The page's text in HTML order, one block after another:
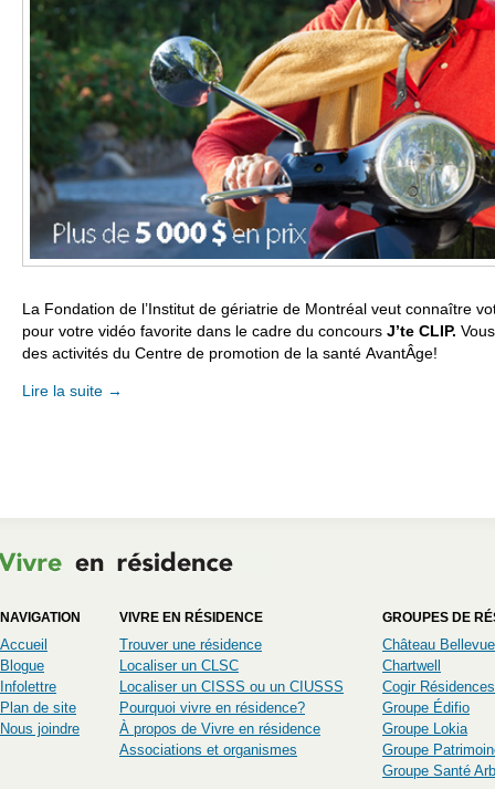
La Fondation de l’Institut de gériatrie de Montréal veut connaître
pour votre vidéo favorite dans le cadre du concours J’te CLIP.
des activités du Centre de promotion de la santé AvantÂge!
Lire la suite →
NAVIGATION
Accueil
Blogue
Infolettre
Plan de site
Nous joindre
VIVRE EN RÉSIDENCE
Trouver une résidence
Localiser un CLSC
Localiser un CISSS ou un CIUSSS
Pourquoi vivre en résidence?
À propos de Vivre en résidence
Associations et organismes
GROUPES DE
Château Bellevue
Chartwell
Cogir Résidences
Groupe Édifio
Groupe Lokia
Groupe
Groupe Santé